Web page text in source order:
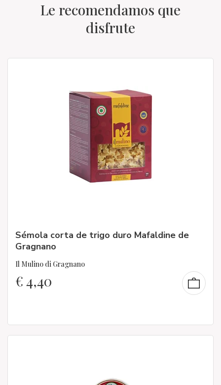
Le recomendamos que
disfrute
Sémola corta de trigo duro Mafaldine de
Gragnano
Il Mulino di Gragnano
€4,40